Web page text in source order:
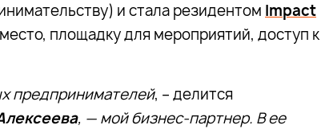
и стала резидентом Impact
площадку для мероприятий, доступ к
предпринимателей, – делится
, — мой бизнес-партнер. В ее